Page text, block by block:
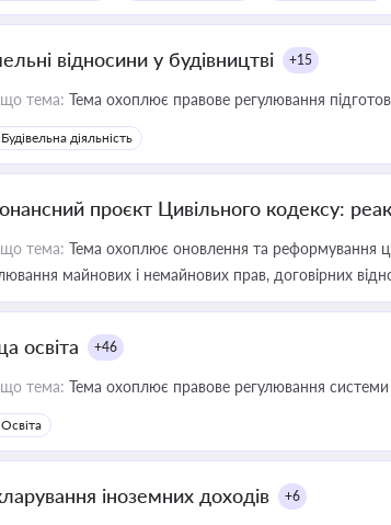
відносини у будівництві +15
тема: Тема охоплює правове регулювання
Будівельна діяльність
проєкт Цивільного кодексу:
тема: Тема охоплює оновлення та реформування
майнових і немайнових прав, договірних
освіта +46
тема: Тема охоплює правове регулювання системи
Освіта
іноземних доходів +6